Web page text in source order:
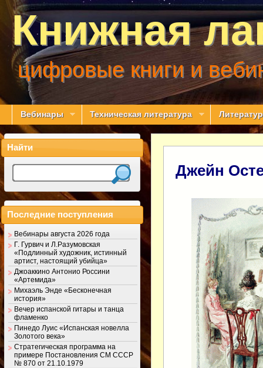
Книжная
цифровые книги и
Вебинары Техническая литература
Джейн
Найти
Последние поступления
Вебинары августа 2026 года
Г. Гурвич и Л.Разумовская
«Подлинный художник, истинный
артист, настоящий убийца»
Джоаккино Антонио Россини
«Артемида»
Михаэль Энде «Бесконечная
история»
Вечер испанской гитары и танца
фламенко
Пинедо Луис «Испанская новелла
Золотого века»
Стратегическая программа на
примере Постановления СМ СССР
№ 870 от 21.10.1979